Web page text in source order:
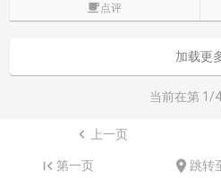
点评
加载更
当前在第 1/
 上一页
第一页 跳转